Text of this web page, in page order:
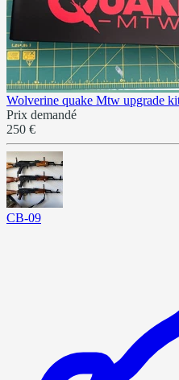
Wolverine quake Mtw upgrade
Prix demandé
250 €
CB-09